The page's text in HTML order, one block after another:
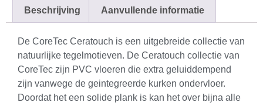
Beschrijving Aanvullende informatie
De CoreTec Ceratouch is een uitgebreide collectie van
natuurlijke tegelmotieven. De Ceratouch collectie van
CoreTec zijn PVC vloeren die extra geluiddempend
zijn vanwege de geintegreerde kurken ondervloer.
Doordat het een solide plank is kan het over bijna alle